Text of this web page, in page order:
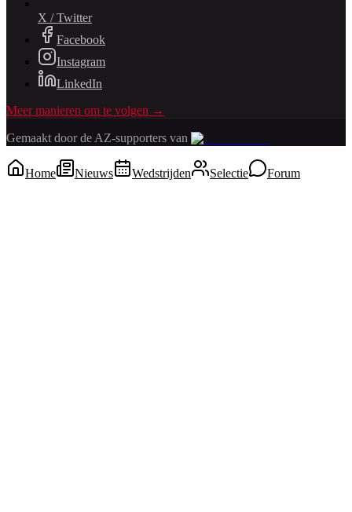
X / Twitter
Facebook
Instagram
LinkedIn
Meer manieren om te volgen →
Gemaakt door de AZ-supporters van
Home Nieuws Wedstrijden Selectie Forum